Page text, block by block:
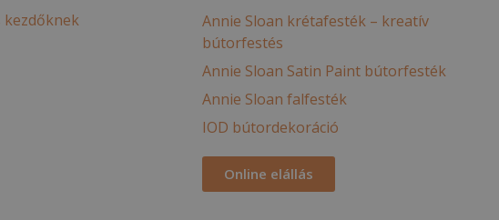
Annie Sloan krétafesték – kreatív
bútorfestés
Annie Sloan Satin Paint bútorfesték
Annie Sloan falfesték
IOD bútordekoráció
Online elállás